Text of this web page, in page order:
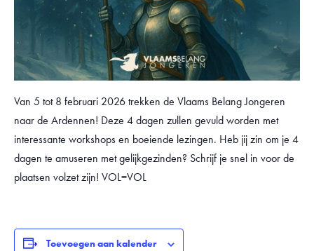
Van 5 tot 8 februari 2026 trekken de Vlaams Belang Jongeren
naar de Ardennen! Deze 4 dagen zullen gevuld worden met
interessante workshops en boeiende lezingen. Heb jij zin om je 4
dagen te amuseren met gelijkgezinden? Schrijf je snel in voor de
plaatsen volzet zijn! VOL=VOL
Toevoegen aan kalender